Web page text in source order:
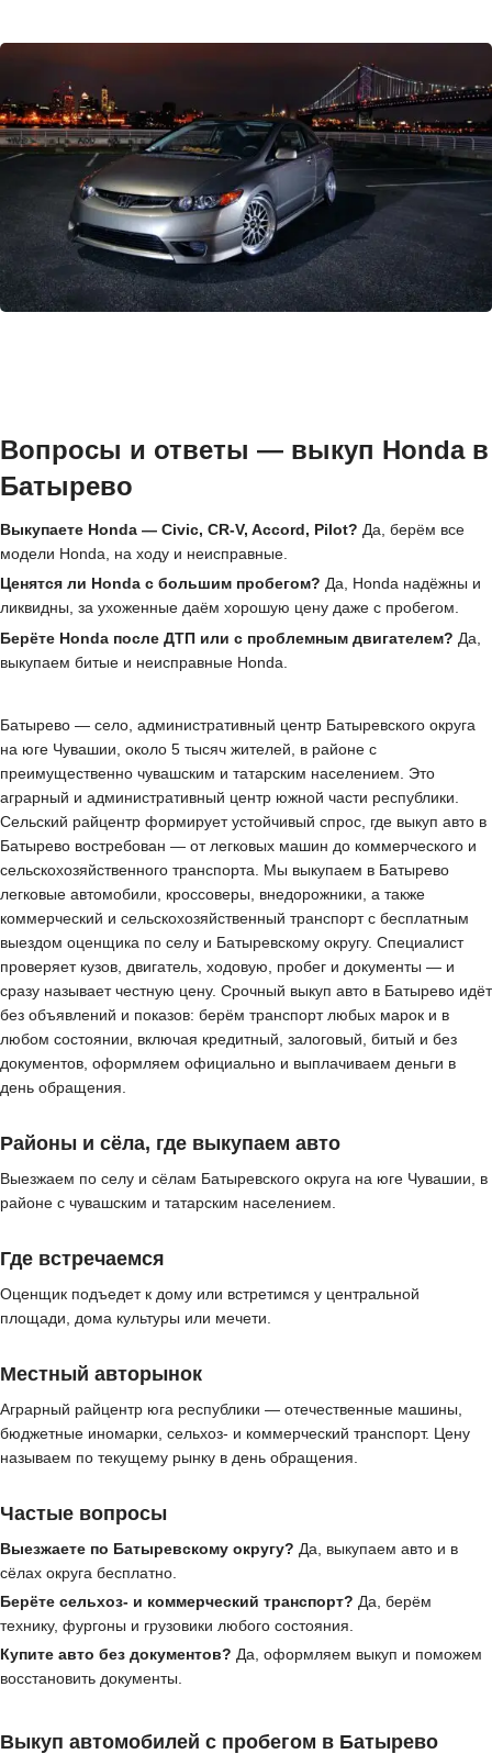
Вопросы и ответы — выкуп Honda в
Батырево
Выкупаете Honda — Civic, CR-V, Accord, Pilot? Да, берём все
модели Honda, на ходу и неисправные.
Ценятся ли Honda с большим пробегом? Да, Honda надёжны и
ликвидны, за ухоженные даём хорошую цену даже с пробегом.
Берёте Honda после ДТП или с проблемным двигателем? Да,
выкупаем битые и неисправные Honda.
Батырево — село, административный центр Батыревского округа
на юге Чувашии, около 5 тысяч жителей, в районе с
преимущественно чувашским и татарским населением. Это
аграрный и административный центр южной части республики.
Сельский райцентр формирует устойчивый спрос, где выкуп авто в
Батырево востребован — от легковых машин до коммерческого и
сельскохозяйственного транспорта. Мы выкупаем в Батырево
легковые автомобили, кроссоверы, внедорожники, а также
коммерческий и сельскохозяйственный транспорт с бесплатным
выездом оценщика по селу и Батыревскому округу. Специалист
проверяет кузов, двигатель, ходовую, пробег и документы — и
сразу называет честную цену. Срочный выкуп авто в Батырево идёт
без объявлений и показов: берём транспорт любых марок и в
любом состоянии, включая кредитный, залоговый, битый и без
документов, оформляем официально и выплачиваем деньги в
день обращения.
Районы и сёла, где выкупаем авто
Выезжаем по селу и сёлам Батыревского округа на юге Чувашии, в
районе с чувашским и татарским населением.
Где встречаемся
Оценщик подъедет к дому или встретимся у центральной
площади, дома культуры или мечети.
Местный авторынок
Аграрный райцентр юга республики — отечественные машины,
бюджетные иномарки, сельхоз- и коммерческий транспорт. Цену
называем по текущему рынку в день обращения.
Частые вопросы
Выезжаете по Батыревскому округу? Да, выкупаем авто и в
сёлах округа бесплатно.
Берёте сельхоз- и коммерческий транспорт? Да, берём
технику, фургоны и грузовики любого состояния.
Купите авто без документов? Да, оформляем выкуп и поможем
восстановить документы.
Выкуп автомобилей с пробегом в Батырево